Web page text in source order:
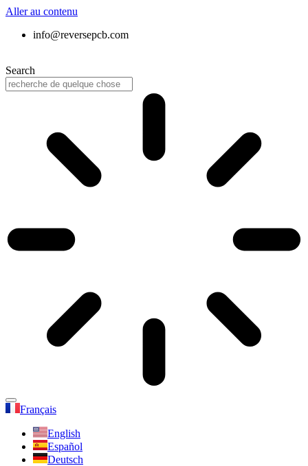
Aller au contenu
info@reversepcb.com
Search
Français
English
Español
Deutsch